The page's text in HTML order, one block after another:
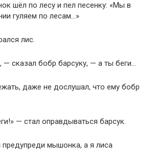
шёл по лесу и пел песенку: «Мы в
гуляем по лесам…»
лис.
сказал бобр барсуку, — а ты беги…
даже не дослушал, что ему бобр
— стал оправдываться барсук.
предупреди мышонка, а я лиса